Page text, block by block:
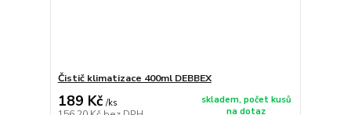
Čistič klimatizace 400ml DEBBEX
189 Kč /ks
skladem, počet kusů
na dotaz